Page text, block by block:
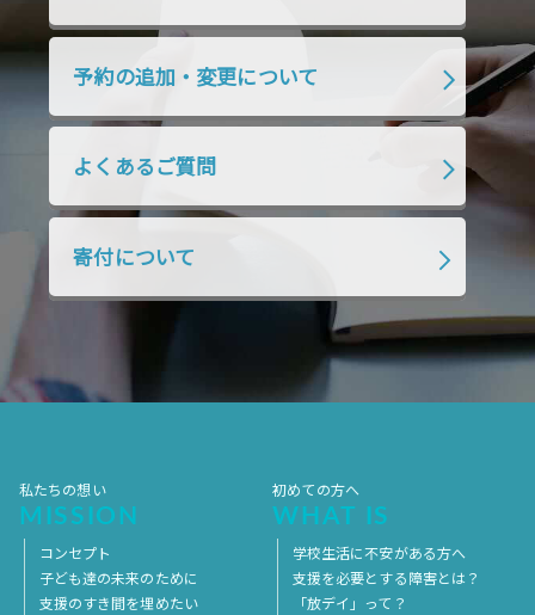
2019年4月
2018年7月 2018年6月
2018年4月 2018年3月 2018年2月
2018年1月 2017年12月
2017年10月 2017年9月 2017年8月
2017年5月
2017年4月
予約の追加・変更について
よくあるご質問
寄付について
私たちの想い
MISSION
コンセプト
子ども達の未来のために
支援のすき間を埋めたい
初めての方へ
WHAT IS
学校生活に不安がある方へ
支援を必要とする障害とは？
「放デイ」って？